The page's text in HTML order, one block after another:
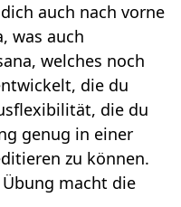
auch nach vorne
was auch
welches noch
die du
die du
genug in einer
zu können.
macht die